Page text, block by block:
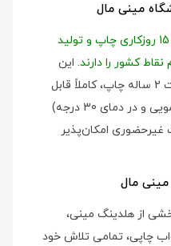
مینی مال
تمام محصولات چاپی بین 10 تا 15 روزکاری چاپ و تولید
کشور را دارند. این
محصولات با رنگ ثابت و ضمانت 2 ساله چاپ، کاملاً قابل
شستشو هستند (با مایع لباسشویی و در دمای 30 درجه)
امکان‌پذیر
مال
از هلدینگ مینی،
چاپی، تمامی تلاش خود